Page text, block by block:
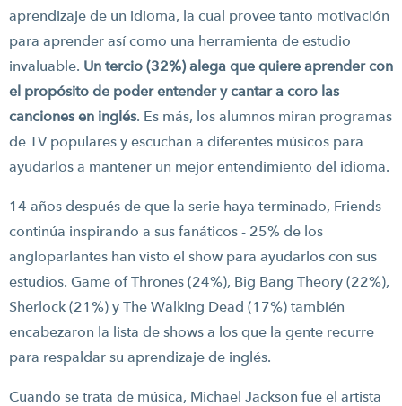
aprendizaje de un idioma, la cual provee tanto motivación
para aprender así como una herramienta de estudio
invaluable. Un tercio (32%) alega que quiere aprender con
el propósito de poder entender y cantar a coro las
canciones en inglés. Es más, los alumnos miran programas
de TV populares y escuchan a diferentes músicos para
ayudarlos a mantener un mejor entendimiento del idioma.
14 años después de que la serie haya terminado, Friends
continúa inspirando a sus fanáticos - 25% de los
angloparlantes han visto el show para ayudarlos con sus
estudios. Game of Thrones (24%), Big Bang Theory (22%),
Sherlock (21%) y The Walking Dead (17%) también
encabezaron la lista de shows a los que la gente recurre
para respaldar su aprendizaje de inglés.
Cuando se trata de música, Michael Jackson fue el artista